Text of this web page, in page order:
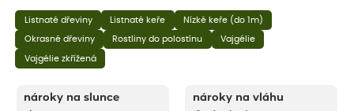
Listnaté dřeviny Listnaté keře Nízké keře (do 1m)
Okrasné dřeviny Rostliny do polostínu Vajgélie
Vajgélie zkřížená
nároky na slunce nároky na vláhu